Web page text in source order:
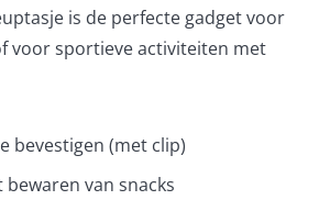
is de perfecte gadget voor
voor sportieve activiteiten met
bevestigen (met clip)
van snacks